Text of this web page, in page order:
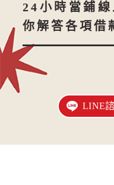
24小時當鋪
你解答各項借
LINE